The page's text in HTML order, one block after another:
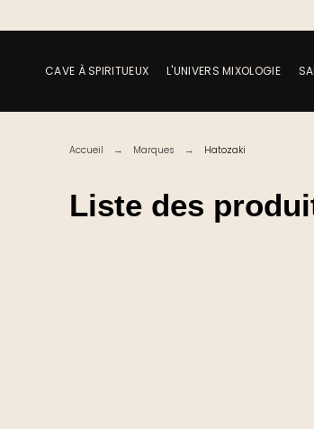
CAVE À SPIRITUEUX L'UNIVERS MIXOLOGIE
Accueil Marques Hatozaki
Liste des